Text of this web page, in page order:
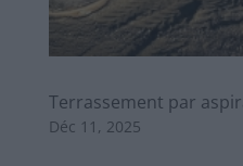
Terrassement par
Déc 11, 2025